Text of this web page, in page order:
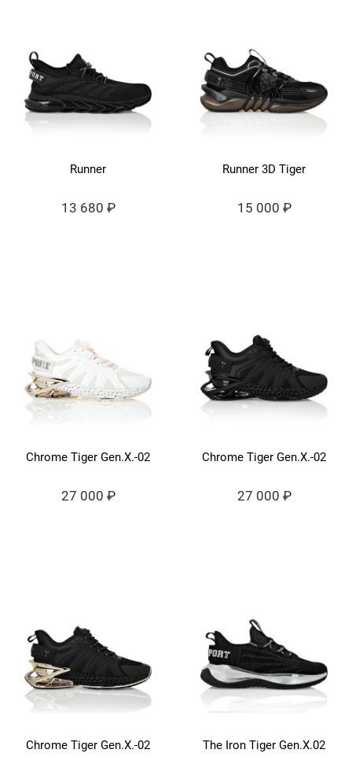
Runner
13 680 ₽
Runner 3D Tiger
15 000 ₽
Chrome Tiger Gen.X.-02
27 000 ₽
Chrome Tiger Gen.X.-02
27 000 ₽
Chrome Tiger Gen.X.-02 The Iron Tiger Gen.X.02